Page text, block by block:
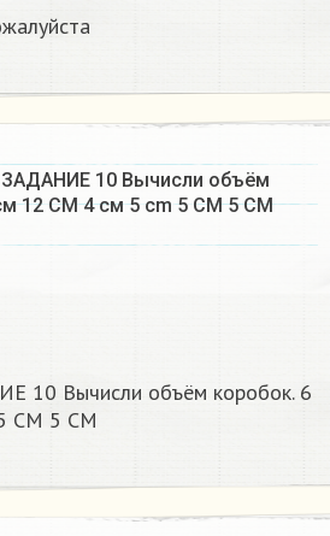
10 Вычисли объём
12 CM 4 см 5 cm 5 CM 5 CM​
Вычисли объём коробок. 6
CM 5 CM​